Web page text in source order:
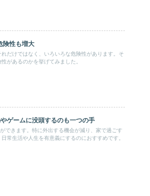
険性も増大
だけではなく、いろいろな危険性があります。そ
があるのかを挙げてみました。
ゲームに没頭するのも一つの手
できます。特に外出する機会が減り、家で過ごす
常生活や人生を有意義にするのにおすすめです。